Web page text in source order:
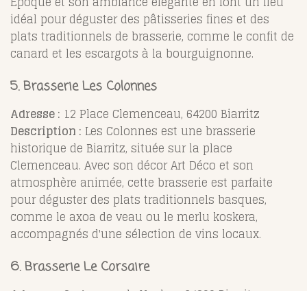
idéal pour déguster des pâtisseries fines et des
plats traditionnels de brasserie, comme le confit de
canard et les escargots à la bourguignonne.
5. Brasserie Les Colonnes
Adresse : 12 Place Clemenceau, 64200 Biarritz
Description : Les Colonnes est une brasserie
historique de Biarritz, située sur la place
Clemenceau. Avec son décor Art Déco et son
atmosphère animée, cette brasserie est parfaite
pour déguster des plats traditionnels basques,
comme le axoa de veau ou le merlu koskera,
accompagnés d'une sélection de vins locaux.
6. Brasserie Le Corsaire